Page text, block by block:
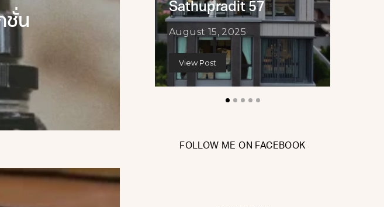
ชั่น
Sathupradit 57
August 15, 2025
View Post
FOLLOW ME ON FACEBOOK